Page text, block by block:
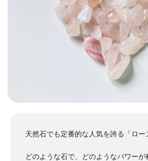
天然石でも定番的な人気を誇る「ロー
どのような石で、どのようなパワーが